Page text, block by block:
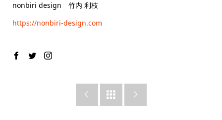
nonbiri design 竹内 利枝
https://nonbiri-design.com
  